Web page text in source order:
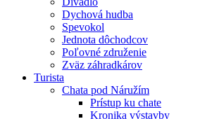
Dychová hudba
Spevokol
Jednota dôchodcov
Poľovné združenie
Zväz záhradkárov
Turista
Chata pod Náružím
Prístup ku chate
Kronika výstavby